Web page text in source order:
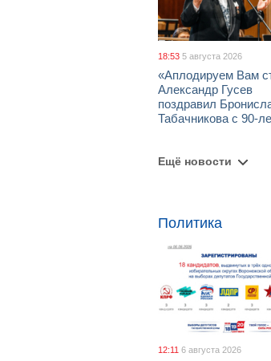
18:53 5 августа 2026
«Аплодируем Вам
Александр Гусев
поздравил
Табачникова с 90-
Ещё новости
Политика
12:11 6 августа 2026